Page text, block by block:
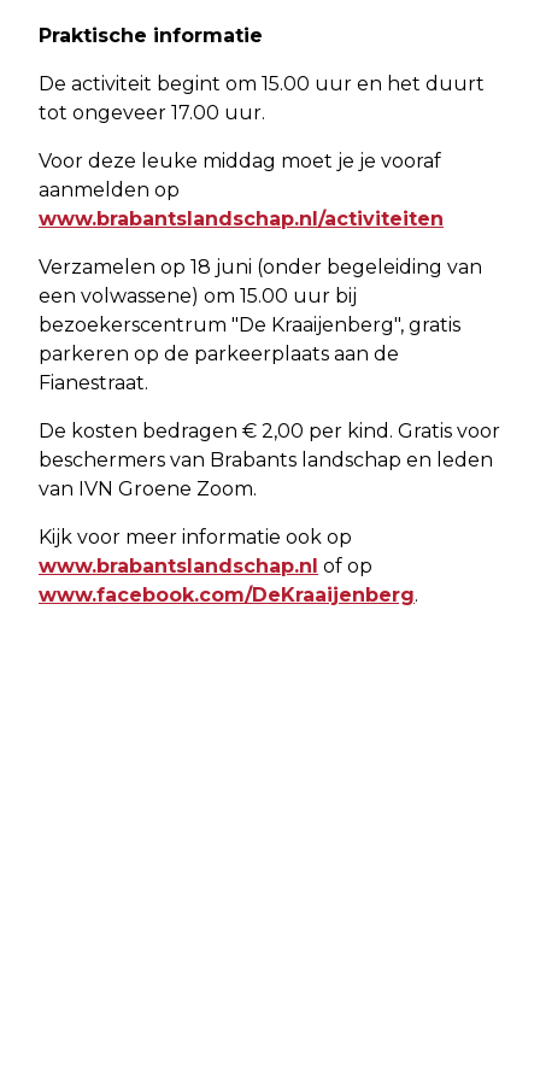
Praktische informatie
De activiteit begint om 15.00 uur en het duurt
tot ongeveer 17.00 uur.
Voor deze leuke middag moet je je vooraf
aanmelden op
www.brabantslandschap.nl/activiteiten
Verzamelen op 18 juni (onder begeleiding van
een volwassene) om 15.00 uur bij
bezoekerscentrum "De Kraaijenberg", gratis
parkeren op de parkeerplaats aan de
Fianestraat.
De kosten bedragen € 2,00 per kind. Gratis voor
beschermers van Brabants landschap en leden
van IVN Groene Zoom.
Kijk voor meer informatie ook op
www.brabantslandschap.nl of op
www.facebook.com/DeKraaijenberg.